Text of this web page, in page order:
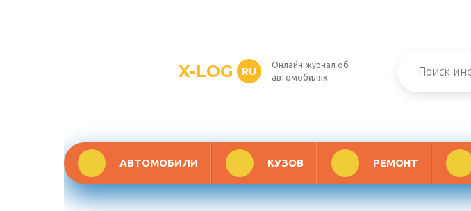
X-LOG RU
Онлайн-журнал об
автомобилях
АВТОМОБИЛИ КУЗОВ РЕМОНТ